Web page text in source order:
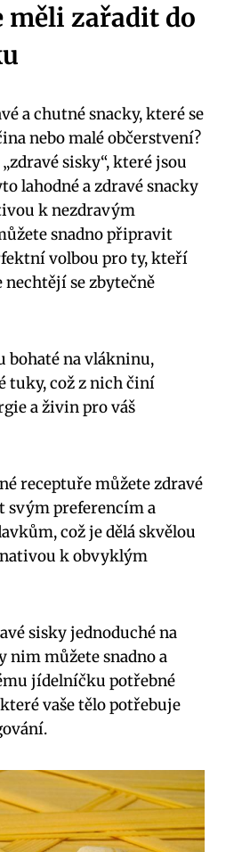
měli zařadit do
a chutné snacky, které se
nebo malé občerstvení?
sisky“, které jsou
lahodné a zdravé snacky
k nezdravým
snadno připravit
volbou pro ty, kteří
se zbytečně
bohaté na vlákninu,
tuky, což z nich činí
a živin pro váš
receptuře můžete zdravé
svým preferencím a
což je dělá skvělou
k obvyklým
sisky jednoduché na
nim můžete snadno a
jídelníčku potřebné
vaše tělo potřebuje